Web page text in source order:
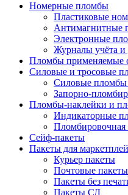
Номерные пломбы
Пластиковые
Антимагнитные
Электронные
Журналы учёта и
Пломбы применяемые
Силовые и тросовые
Силовые пломбы
Запорно-
Пломбы-наклейки и
Индикаторные
Пломбировочная
Сейф-пакеты
Пакеты для
Курьер пакеты
Почтовые пакеты
Пакеты без
Пакеты СД